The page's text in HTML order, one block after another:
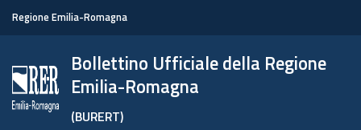
Regione Emilia-Romagna
Bollettino Ufficiale della Regione
Emilia-Romagna
(BURERT)